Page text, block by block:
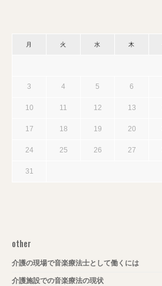
月 火 水 木
3 4 5 6
10 11 12 13
17 18 19 20
24 25 26 27
31
other
介護の現場で音楽療法士として働くには
介護施設での音楽療法の現状